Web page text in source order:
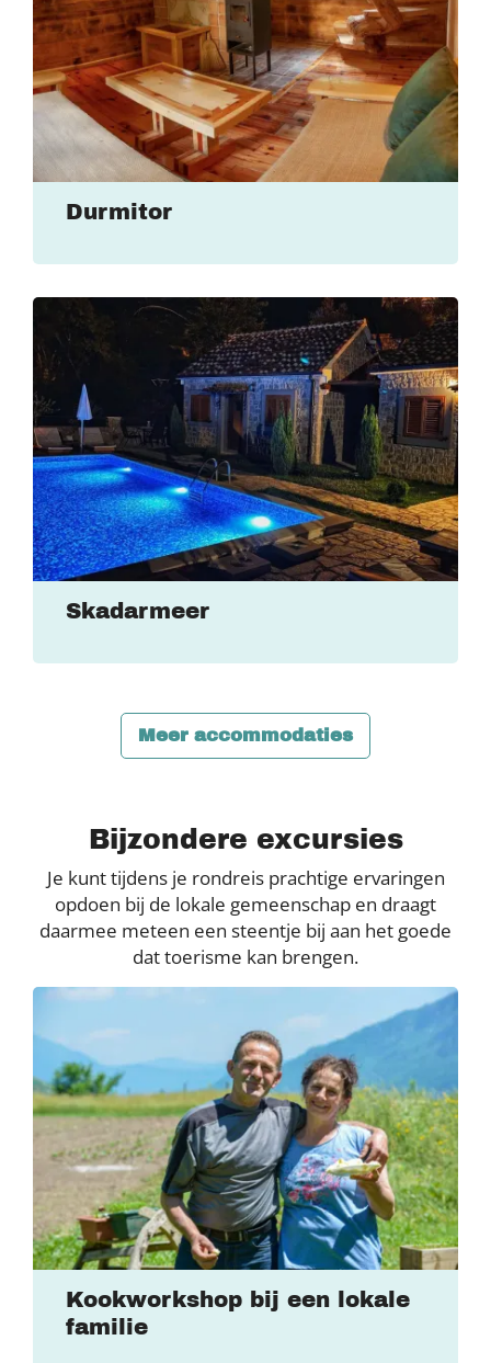
Durmitor
Skadarmeer
Meer accommodaties
Bijzondere excursies
Je kunt tijdens je rondreis prachtige ervaringen
opdoen bij de lokale gemeenschap en draagt
daarmee meteen een steentje bij aan het goede
dat toerisme kan brengen.
Kookworkshop bij een lokale
familie